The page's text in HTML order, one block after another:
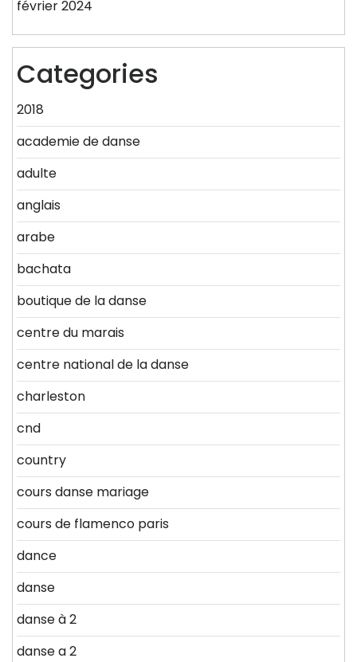
février 2024
Categories
2018
academie de danse
adulte
anglais
arabe
bachata
boutique de la danse
centre du marais
centre national de la danse
charleston
cnd
country
cours danse mariage
cours de flamenco paris
dance
danse
danse à 2
danse a 2